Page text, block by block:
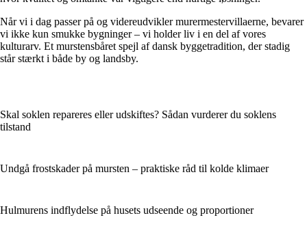
Når vi i dag passer på og videreudvikler murermestervillaerne, bevarer
vi ikke kun smukke bygninger – vi holder liv i en del af vores
kulturarv. Et murstensbåret spejl af dansk byggetradition, der stadig
står stærkt i både by og landsby.
Skal soklen repareres eller udskiftes? Sådan vurderer du soklens
tilstand
Undgå frostskader på mursten – praktiske råd til kolde klimaer
Hulmurens indflydelse på husets udseende og proportioner